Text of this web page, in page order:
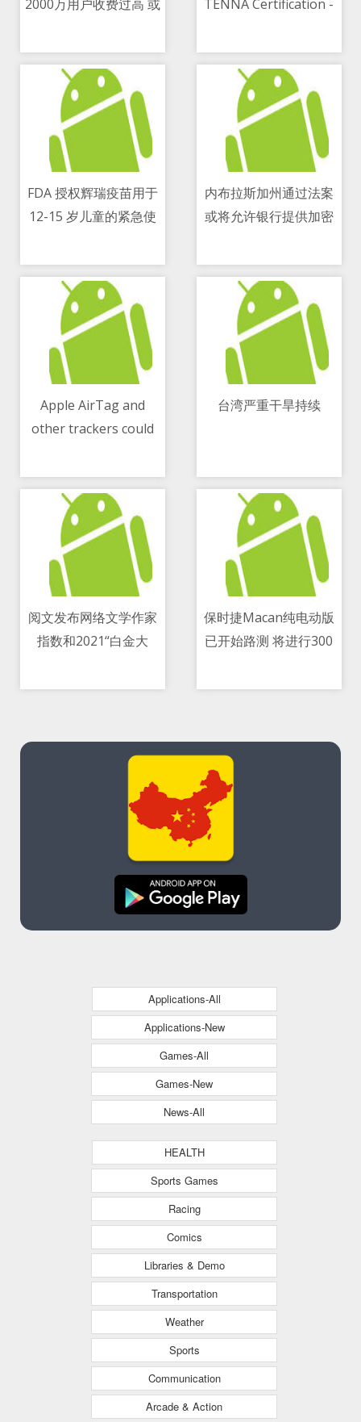
2000万用户收费过高 或
TENNA Certification -
Phone At The
Moment
FDA 授权辉瑞疫苗用于
12-15 岁儿童的紧急使
内布拉斯加州通过法案
或将允许银行提供加密
Apple AirTag and
other trackers could
good
台湾严重干旱持续
阅文发布网络文学作家
指数和2021“白金大
保时捷Macan纯电动版
已开始路测 将进行300
Applications-All
Applications-New
Games-All
Games-New
News-All
HEALTH
Sports Games
Racing
Comics
Libraries & Demo
Transportation
Weather
Sports
Communication
Arcade & Action